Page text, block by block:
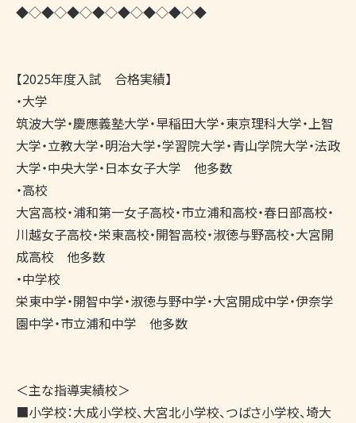
◆◇◆◇◆◇◆◇◆◇◆◇◆◇◆
【2025年度入試　合格実績】
・大学
筑波大学・慶應義塾大学・早稲田大学・東京理科大学・上智
大学・立教大学・明治大学・学習院大学・青山学院大学・法政
大学・中央大学・日本女子大学　他多数
・高校
大宮高校・浦和第一女子高校・市立浦和高校・春日部高校・
川越女子高校・栄東高校・開智高校・淑徳与野高校・大宮開
成高校　他多数
・中学校
栄東中学・開智中学・淑徳与野中学・大宮開成中学・伊奈学
園中学・市立浦和中学　他多数
＜主な指導実績校＞
■小学校：大成小学校、大宮北小学校、つばさ小学校、埼大